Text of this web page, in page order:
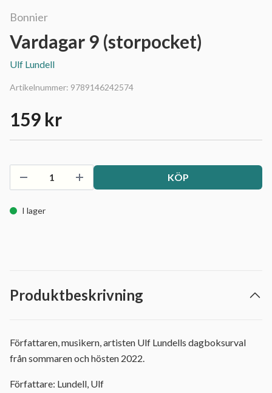
Bonnier
Vardagar 9 (storpocket)
Ulf Lundell
Artikelnummer: 9789146242574
159 kr
KÖP
I lager
Produktbeskrivning
Författaren, musikern, artisten Ulf Lundells dagboksurval
från sommaren och hösten 2022.
Författare: Lundell, Ulf